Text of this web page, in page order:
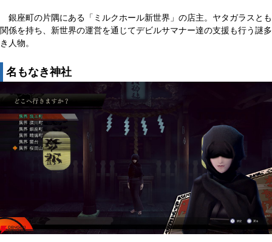
銀座町の片隅にある「ミルクホール新世界」の店主。ヤタガラスとも
関係を持ち、新世界の運営を通じてデビルサマナー達の支援も行う謎多
き人物。
名もなき神社